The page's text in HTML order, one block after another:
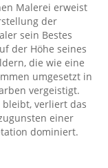
Malerei erweist
der
sein Bestes
der Höhe seines
die wie eine
umgesetzt in
vergeistigt.
verliert das
einer
dominiert.